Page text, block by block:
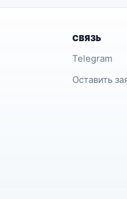
СВЯЗЬ
Telegram
Оставить